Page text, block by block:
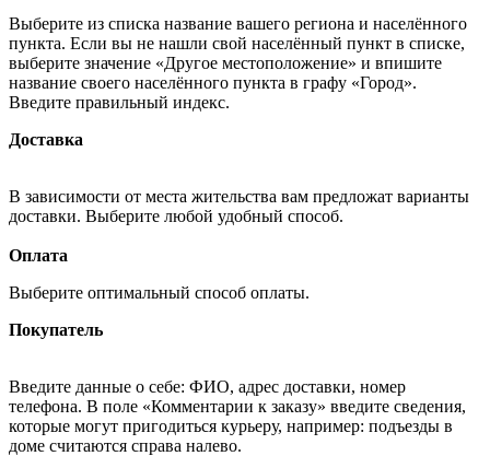
Выберите из списка название вашего региона и населённого
пункта. Если вы не нашли свой населённый пункт в списке,
выберите значение «Другое местоположение» и впишите
название своего населённого пункта в графу «Город».
Введите правильный индекс.
Доставка
В зависимости от места жительства вам предложат варианты
доставки. Выберите любой удобный способ.
Оплата
Выберите оптимальный способ оплаты.
Покупатель
Введите данные о себе: ФИО, адрес доставки, номер
телефона. В поле «Комментарии к заказу» введите сведения,
которые могут пригодиться курьеру, например: подъезды в
доме считаются справа налево.